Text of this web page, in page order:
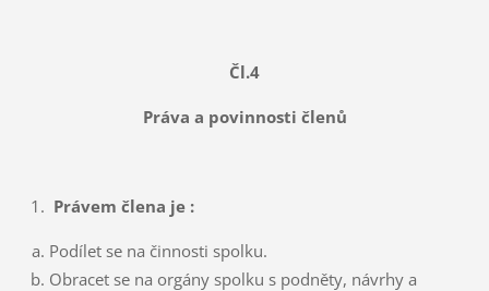
Čl.4
Práva a povinnosti členů
Právem člena je :
Podílet se na činnosti spolku.
Obracet se na orgány spolku s podněty, návrhy a